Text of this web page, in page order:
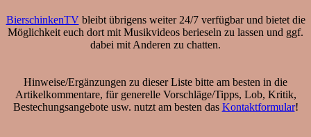
BierschinkenTVbleibt übrigens weiter 24/7 verfügbar und bietet die
Möglichkeit euch dort mit Musikvideos berieseln zu lassen und ggf.
dabei mit Anderen zu chatten.
Hinweise/Ergänzungen zu dieser Liste bitte am besten in die
Artikelkommentare, für generelle Vorschläge/Tipps, Lob, Kritik,
Bestechungsangebote usw. nutzt am besten das Kontaktformular!